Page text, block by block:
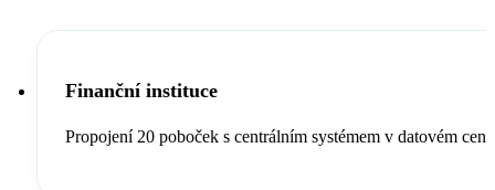
Finanční instituce
Propojení 20 poboček s centrálním systémem v datovém